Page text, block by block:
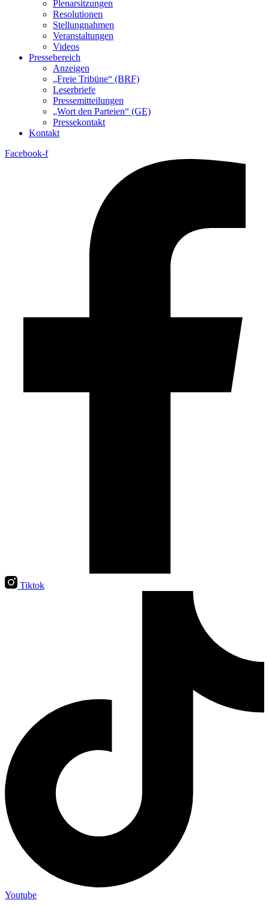
Plenarsitzungen
Resolutionen
Stellungnahmen
Veranstaltungen
Videos
Pressebereich
Anzeigen
„Freie Tribüne“ (BRF)
Leserbriefe
Pressemitteilungen
„Wort den Parteien“ (GE)
Pressekontakt
Kontakt
Facebook-f
Tiktok
Youtube